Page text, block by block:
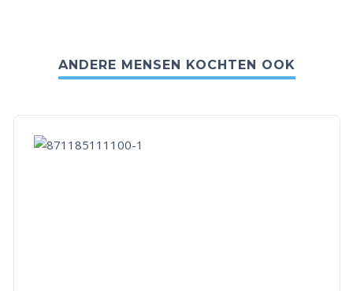
ANDERE MENSEN KOCHTEN OOK